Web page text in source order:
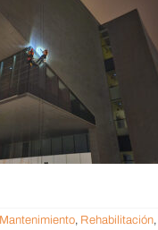
Mantenimiento, Rehabilitación,